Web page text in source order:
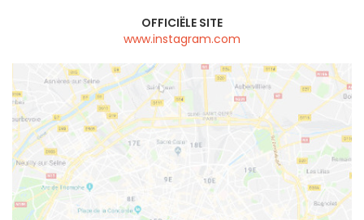
OFFICIËLE SITE
www.instagram.com